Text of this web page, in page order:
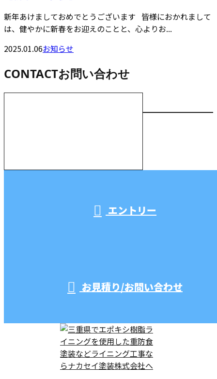
新年あけましておめでとうございます 皆様におかれまして
は、健やかに新春をお迎えのことと、心よりお...
2025.01.06お知らせ
CONTACTお問い合わせ
エントリー
お見積り/お問い合わせ